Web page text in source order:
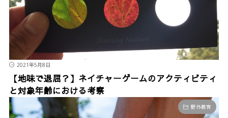
2021年5月8日
【地味で退屈？】ネイチャーゲームのアクティビティ
と対象年齢における考察
野外教育